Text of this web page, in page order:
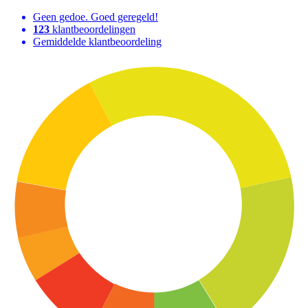
Geen gedoe. Goed geregeld!
123 klantbeoordelingen
Gemiddelde klantbeoordeling